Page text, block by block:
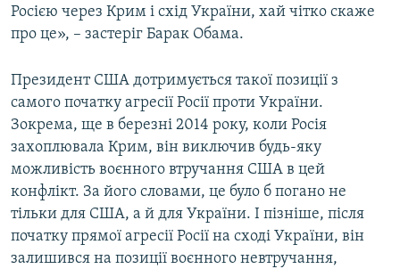
Росією через Крим і схід України, хай чітко скаже
про це», – застеріг Барак Обама.
Президент США дотримується такої позиції з
самого початку агресії Росії проти України.
Зокрема, ще в березні 2014 року, коли Росія
захоплювала Крим, він виключив будь-яку
можливість воєнного втручання США в цей
конфлікт. За його словами, це було б погано не
тільки для США, а й для України. І пізніше, після
початку прямої агресії Росії на сході України, він
залишився на позиції воєнного невтручання,